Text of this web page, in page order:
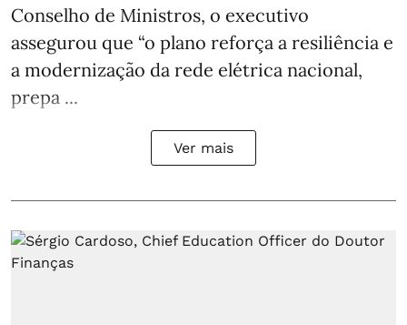
Conselho de Ministros, o executivo
assegurou que “o plano reforça a resiliência e
a modernização da rede elétrica nacional,
prepa ...
Ver mais